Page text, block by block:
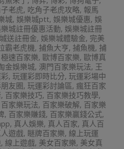
老虎, 吃角子老虎攻略, 報馬
城, 娛樂城ptt, 娛樂城優惠, 娛
城註冊優惠活動, 娛樂城註冊
送註冊金, 娛樂城體驗金, 完美
霸老虎機, 捕魚大亨, 捕魚機, 捕
極速百家樂, 歐博百家樂, 歐博真
金娛樂城, 澳門百家樂玩法, 王
, 玩運彩即時比分, 玩運彩場中
友圈, 玩運彩討論區, 瘋狂百家
, 百家樂技巧, 百家樂技巧教學,
百家樂玩法, 百家樂破解, 百家樂
, 百家樂賺錢, 百家樂贏錢公式,
, 真人娛樂, 真人百家, 真人百
遊戲, 瞇牌百家樂, 線上玩運
, 線上遊戲, 美女百家樂, 美女真